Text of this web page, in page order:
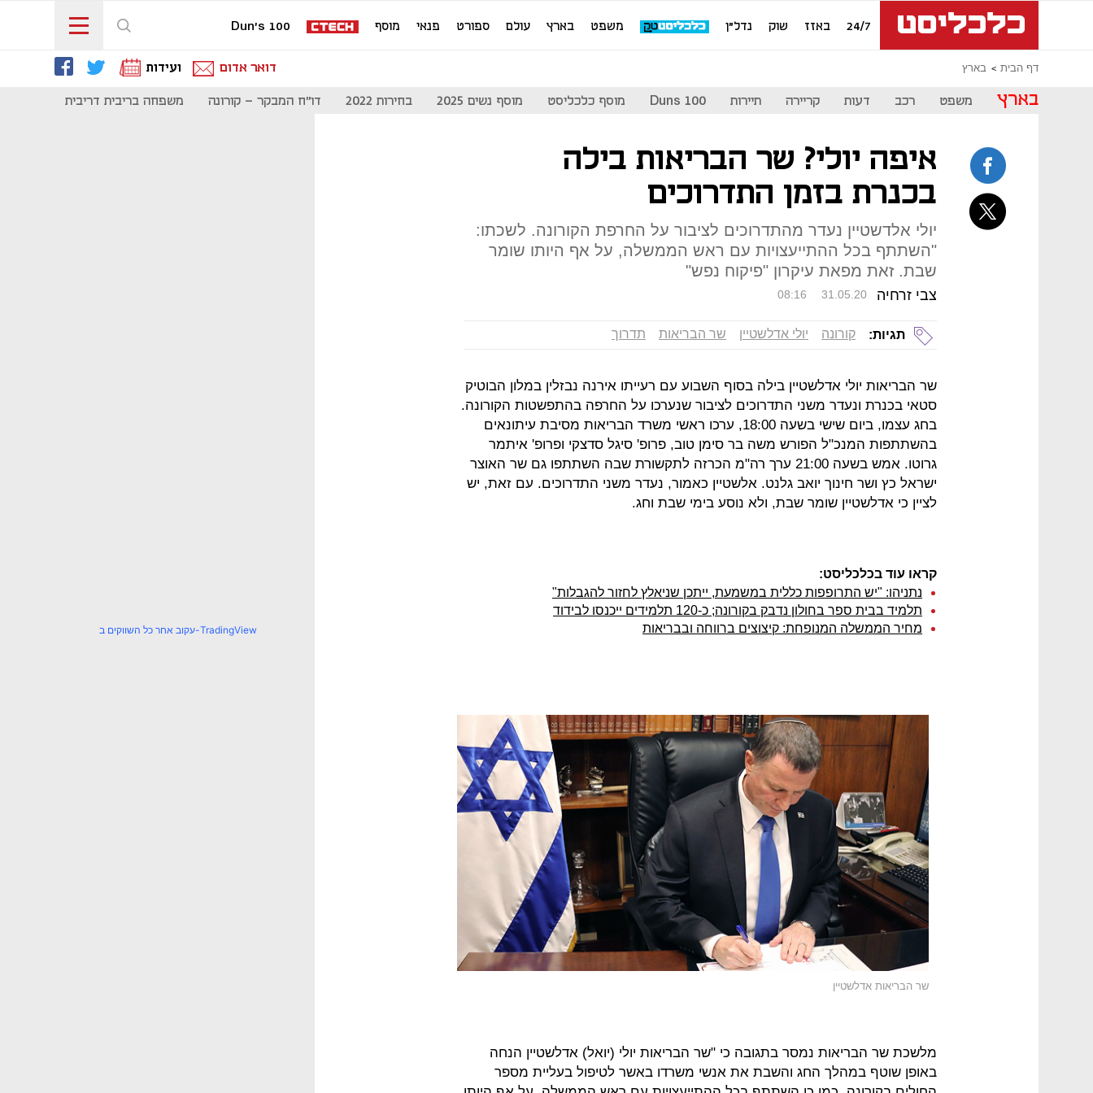
24/7 באזז שוק נדל"ן משפט בארץ עולם ספורט פנאי מוסף Dun's 100
דף הבית בארץ דואר אדום ועידות
בארץ משפט רכב דעות קריירה תיירות Duns 100 מוסף כלכליסט מוסף נשים 2025 בחירות 2022 דו"ח המבקר - קורונה משפחה בריבית דריבית
איפה יולי? שר הבריאות בילה
בכנרת בזמן התדרוכים
יולי אלדשטיין נעדר מהתדרוכים לציבור על החרפת הקורונה. לשכתו:
"השתתף בכל ההתייעצויות עם ראש הממשלה, על אף היותו שומר
שבת. זאת מפאת עיקרון "פיקוח נפש"
צבי זרחיה 08:16 31.05.20
תגיות: קורונה יולי אדלשטיין שר הבריאות תדרוך
שר הבריאות יולי אדלשטיין בילה בסוף השבוע עם רעייתו אירנה נבזלין במלון הבוטיק
סטאי בכנרת ונעדר משני התדרוכים לציבור שנערכו על החרפה בהתפשטות הקורונה.
בחג עצמו, ביום שישי בשעה 18:00, ערכו ראשי משרד הבריאות מסיבת עיתונאים
בהשתתפות המנכ"ל הפורש משה בר סימן טוב, פרופ' סיגל סדצקי ופרופ' איתמר
גרוטו. אמש בשעה 21:00 ערך רה"מ הכרזה לתקשורת שבה השתתפו גם שר האוצר
ישראל כץ ושר חינוך יואב גלנט. אלשטיין כאמור, נעדר משני התדרוכים. עם זאת, יש
לציין כי אדלשטיין שומר שבת, ולא נוסע בימי שבת וחג.
קראו עוד בכלכליסט:
נתניהו: "יש התרופפות כללית במשמעת, ייתכן שניאלץ לחזור להגבלות"
תלמיד בבית ספר בחולון נדבק בקורונה; כ-120 תלמידים ייכנסו לבידוד
מחיר הממשלה המנופחת: קיצוצים ברווחה ובבריאות
שר הבריאות אדלשטיין
מלשכת שר הבריאות נמסר בתגובה כי "שר הבריאות יולי (יואל) אדלשטיין הנחה
באופן שוטף במהלך החג והשבת את אנשי משרדו באשר לטיפול בעליית מספר
עקוב אחר כל השווקים ב-TradingView